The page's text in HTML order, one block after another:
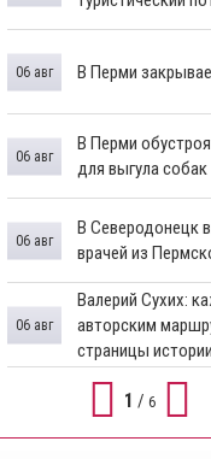
В Перми
06 авг
​В Перми
для выгула собак
06 авг
В Северодонецк
врачей из
06 авг
​Валерий Сухих:
авторским
страницы
06 авг
1 / 6